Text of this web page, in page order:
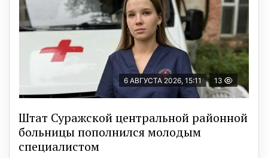
6 АВГУСТА 2026, 15:11 13
Штат Суражской центральной районной
больницы пополнился молодым
специалистом